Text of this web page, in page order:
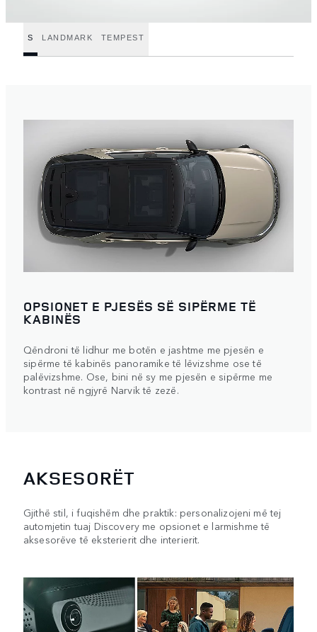
S LANDMARK TEMPEST
OPSIONET E PJESËS SË SIPËRME TË
KABINËS
Qëndroni të lidhur me botën e jashtme me pjesën e
sipërme të kabinës panoramike të lëvizshme ose të
palëvizshme. Ose, bini në sy me pjesën e sipërme me
kontrast në ngjyrë Narvik të zezë.
AKSESORËT
Gjithë stil, i fuqishëm dhe praktik: personalizojeni më tej
automjetin tuaj Discovery me opsionet e larmishme të
aksesorëve të eksterierit dhe interierit.